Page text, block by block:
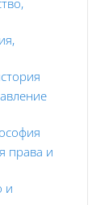
права и
и